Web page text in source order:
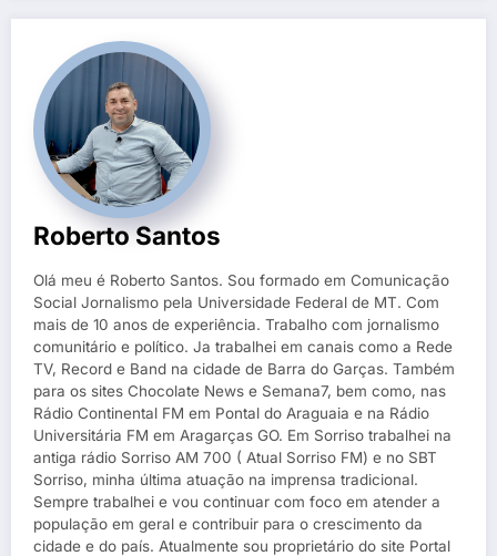
Roberto Santos
Olá meu é Roberto Santos. Sou formado em Comunicação
Social Jornalismo pela Universidade Federal de MT. Com
mais de 10 anos de experiência. Trabalho com jornalismo
comunitário e político. Ja trabalhei em canais como a Rede
TV, Record e Band na cidade de Barra do Garças. Também
para os sites Chocolate News e Semana7, bem como, nas
Rádio Continental FM em Pontal do Araguaia e na Rádio
Universitária FM em Aragarças GO. Em Sorriso trabalhei na
antiga rádio Sorriso AM 700 ( Atual Sorriso FM) e no SBT
Sorriso, minha última atuação na imprensa tradicional.
Sempre trabalhei e vou continuar com foco em atender a
população em geral e contribuir para o crescimento da
cidade e do país. Atualmente sou proprietário do site Portal